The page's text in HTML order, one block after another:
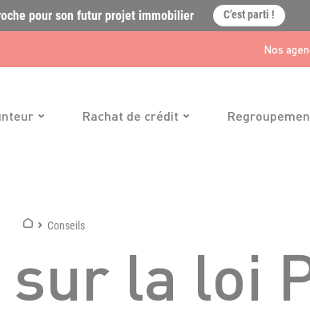
pour son futur projet immobilier C’est parti !
Nos
Rachat de crédit
Conseils
la loi